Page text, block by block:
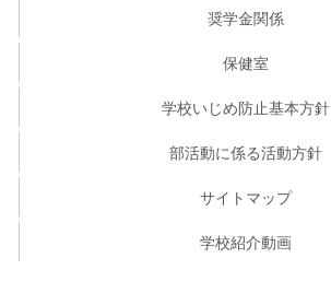
奨学金関係
保健室
学校いじめ防止基本方針
部活動に係る活動方針
サイトマップ
学校紹介動画